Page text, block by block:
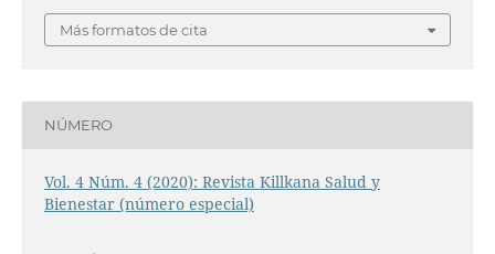
Más formatos de cita
NÚMERO
Vol. 4 Núm. 4 (2020): Revista Killkana Salud y
Bienestar (número especial)